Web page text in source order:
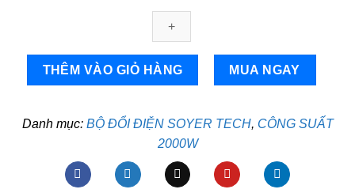
2000W
SOYER
THÊM VÀO GIỎ HÀNG MUA NGAY
Danh mục: BỘ ĐỔI ĐIỆN SOYER TECH, CÔNG SUẤT
2000W